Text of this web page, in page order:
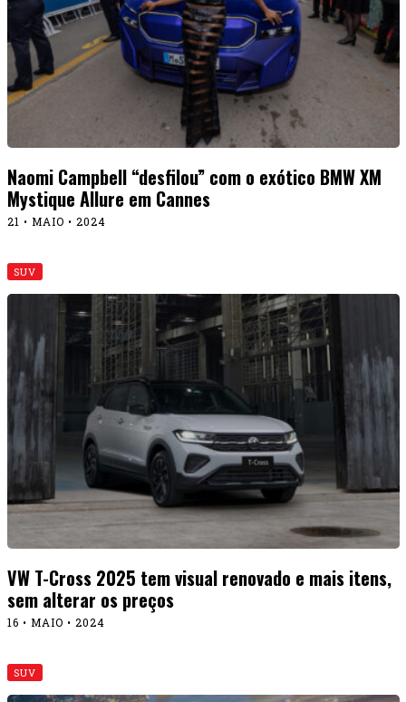
Naomi Campbell “desfilou” com o exótico BMW XM
Mystique Allure em Cannes
21 • MAIO • 2024
SUV
VW T-Cross 2025 tem visual renovado e mais itens,
sem alterar os preços
16 • MAIO • 2024
SUV